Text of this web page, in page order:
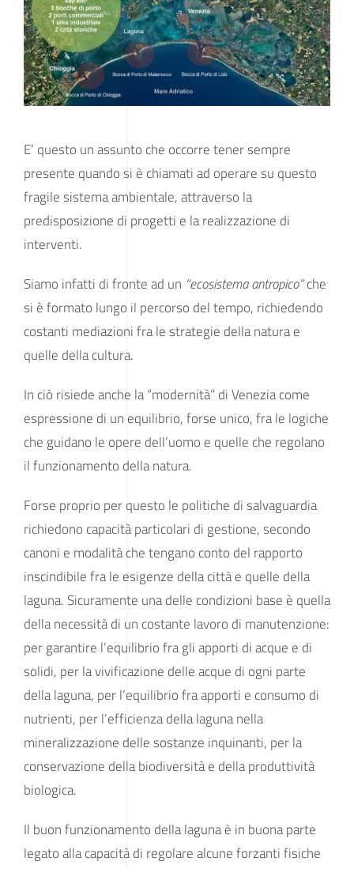
E’ questo un assunto che occorre tener sempre
presente quando si è chiamati ad operare su questo
fragile sistema ambientale, attraverso la
predisposizione di progetti e la realizzazione di
interventi.
Siamo infatti di fronte ad un “ecosistema antropico”che
si è formato lungo il percorso del tempo, richiedendo
costanti mediazioni fra le strategie della natura e
quelle della cultura.
In ciò risiede anche la “modernità” di Venezia come
espressione di un equilibrio, forse unico, fra le logiche
che guidano le opere dell’uomo e quelle che regolano
il funzionamento della natura.
Forse proprio per questo le politiche di salvaguardia
richiedono capacità particolari di gestione, secondo
canoni e modalità che tengano conto del rapporto
inscindibile fra le esigenze della città e quelle della
laguna. Sicuramente una delle condizioni base è quella
della necessità di un costante lavoro di manutenzione:
per garantire l’equilibrio fra gli apporti di acque e di
solidi, per la vivificazione delle acque di ogni parte
della laguna, per l’equilibrio fra apporti e consumo di
nutrienti, per l’efficienza della laguna nella
mineralizzazione delle sostanze inquinanti, per la
conservazione della biodiversità e della produttività
biologica.
Il buon funzionamento della laguna è in buona parte
legato alla capacità di regolare alcune forzanti fisiche